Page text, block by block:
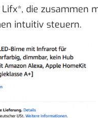
Lifx*, die zusammen
intuitiv steuern.